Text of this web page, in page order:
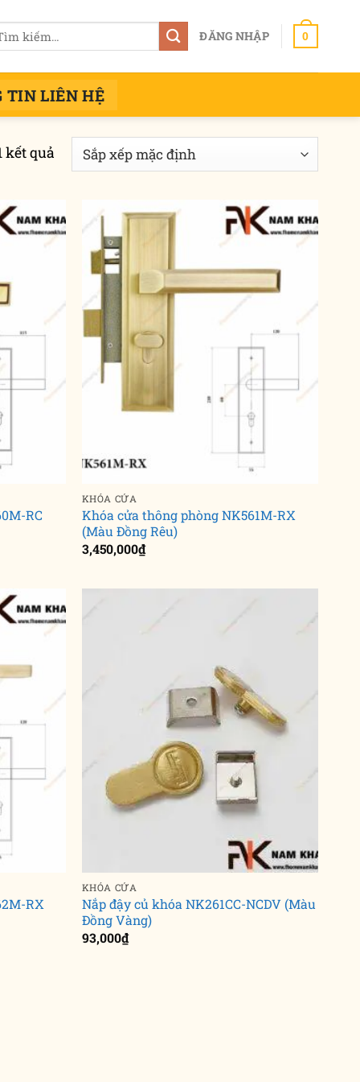
ĐĂNG NHẬP 0
TIN LIÊN HỆ
kết quả
RC
KHÓA CỬA
Khóa cửa thông phòng NK561M-RX
(Màu Đồng Rêu)
3,450,000₫
RX
KHÓA CỬA
Nắp đậy củ khóa NK261CC-NCDV (Màu
Đồng Vàng)
93,000₫